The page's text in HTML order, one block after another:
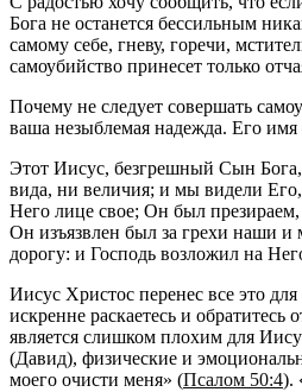
Бога не останется бессильным
самому себе, гневу, горечи,
самоубийство принесет только
Почему не следует совершать
ваша незыблемая надежда. Его
Этот Иисус, безгрешный Сын
вида, ни величия; и мы видели
Него лице свое; Он был
Он изъязвлен был за грехи наши
дорогу: и Господь возложил на
Иисус Христос перенес все это
искренне раскаетесь и
является слишком плохим для
(Давид), физические и
моего очисти меня» (Псалом 50:4).